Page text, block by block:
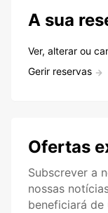
A sua
Ver, alterar ou
Gerir reservas
Ofertas
Subscrever a
nossas
beneficiará de